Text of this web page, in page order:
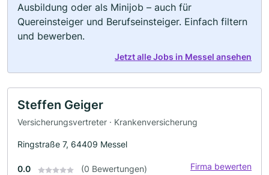
Ausbildung oder als Minijob – auch für
Quereinsteiger und Berufseinsteiger. Einfach filtern
und bewerben.
Jetzt alle Jobs in Messel ansehen
Steffen Geiger
Versicherungsvertreter · Krankenversicherung
Ringstraße 7, 64409 Messel
0.0 (0 Bewertungen) Firma bewerten